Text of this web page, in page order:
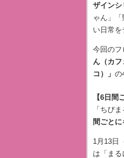
ザインシ
ゃん」
い日常を
今回のフ
ん（カ
コ）」 の
【6日間
「ちび
間ごと
1月13日
は「ま